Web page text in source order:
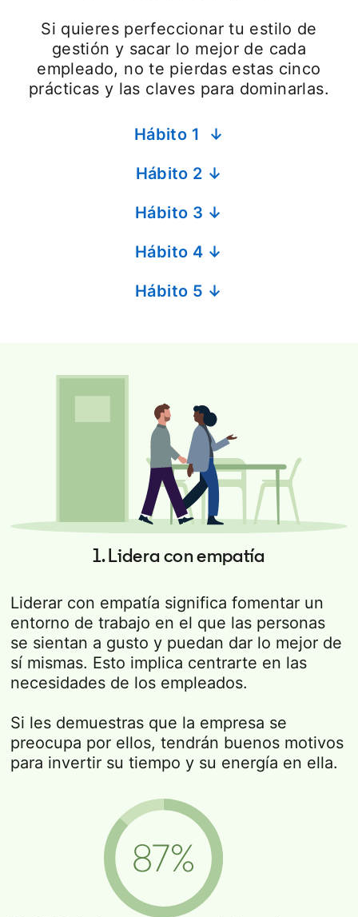
Si quieres perfeccionar tu estilo de
gestión y sacar lo mejor de cada
empleado, no te pierdas estas cinco
prácticas y las claves para dominarlas.
Hábito 1 ↓
Hábito 2 ↓
Hábito 3 ↓
Hábito 4 ↓
Hábito 5 ↓
1. Lidera con empatía
Liderar con empatía significa fomentar un
entorno de trabajo en el que las personas
se sientan a gusto y puedan dar lo mejor de
sí mismas. Esto implica centrarte en las
necesidades de los empleados.
Si les demuestras que la empresa se
preocupa por ellos, tendrán buenos motivos
para invertir su tiempo y su energía en ella.